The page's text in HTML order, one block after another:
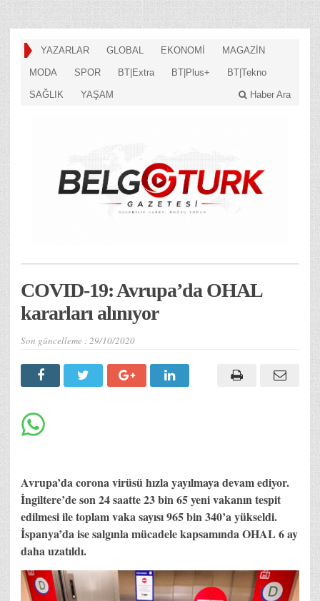
YAZARLAR GLOBAL EKONOMİ MAGAZİN
MODA SPOR BT|Extra BT|Plus+ BT|Tekno
SAĞLIK YAŞAM Haber Ara
COVID-19: Avrupa’da OHAL
kararları alınıyor
Son güncelleme :29/10/2020
Avrupa’da corona virüsü hızla yayılmaya devam ediyor.
İngiltere’de son 24 saatte 23 bin 65 yeni vakanın tespit
edilmesi ile toplam vaka sayısı 965 bin 340’a yükseldi.
İspanya’da ise salgınla mücadele kapsamında OHAL 6 ay
daha uzatıldı.